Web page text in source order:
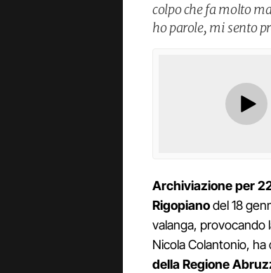
colpo che fa molto
ho parole, mi sento
Archiviazione per
Rigopianodel 18
valanga, provocando
Nicola Colantonio, ha
della Regione